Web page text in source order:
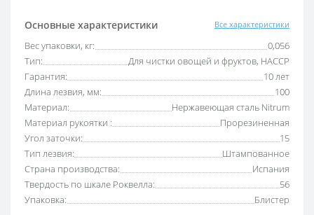
Основные характеристики Все характеристики
Вес упаковки, кг:
0,056
Тип:
Для чистки овощей и фруктов, HACCP
Гарантия:
10 лет
Длина лезвия, мм:
100
Материал:
Нержавеющая сталь Nitrum
Материал рукоятки :
Прорезиненная
Угол заточки:
15
Тип лезвия:
Штампованное
Страна производства:
Испания
Твердость по шкале Роквелла:
56
Упаковка:
Блистер